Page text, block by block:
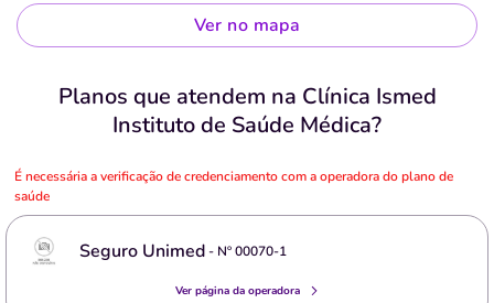
Ver no mapa
Planos que atendem na Clínica Ismed
Instituto de Saúde Médica?
É necessária a verificação de credenciamento com a operadora do plano de
saúde
Seguro Unimed- Nº00070-1
Ver página da operadora